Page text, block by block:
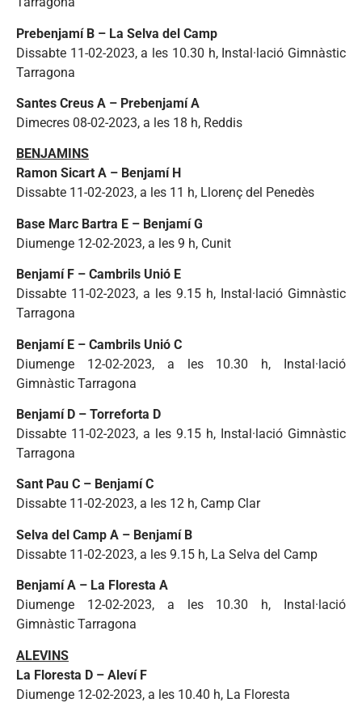
Prebenjamí B – La Selva del Camp
Dissabte 11-02-2023, a les 10.30 h, Instal·lació Gimnàstic
Tarragona
Santes Creus A – Prebenjamí A
Dimecres 08-02-2023, a les 18 h, Reddis
BENJAMINS
Ramon Sicart A – Benjamí H
Dissabte 11-02-2023, a les 11 h, Llorenç del Penedès
Base Marc Bartra E – Benjamí G
Diumenge 12-02-2023, a les 9 h, Cunit
Benjamí F – Cambrils Unió E
Dissabte 11-02-2023, a les 9.15 h, Instal·lació Gimnàstic
Tarragona
Benjamí E – Cambrils Unió C
Diumenge 12-02-2023, a les 10.30 h, Instal·lació
Gimnàstic Tarragona
Benjamí D – Torreforta D
Dissabte 11-02-2023, a les 9.15 h, Instal·lació Gimnàstic
Tarragona
Sant Pau C – Benjamí C
Dissabte 11-02-2023, a les 12 h, Camp Clar
Selva del Camp A – Benjamí B
Dissabte 11-02-2023, a les 9.15 h, La Selva del Camp
Benjamí A – La Floresta A
Diumenge 12-02-2023, a les 10.30 h, Instal·lació
Gimnàstic Tarragona
ALEVINS
La Floresta D – Aleví F
Diumenge 12-02-2023, a les 10.40 h, La Floresta